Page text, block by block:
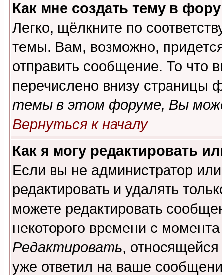
Как мне создать тему в
Легко, щёлкните по
темы. Вам, возможно,
отправить сообщение. То что
перечислено внизу страницы
темы в этом форуме, Вы
Вернуться к началу
Как я могу редактировать
Если вы не администратор
редактировать и удалять
можете редактировать
некоторого времени с
Редактировать,
уже ответил на ваше